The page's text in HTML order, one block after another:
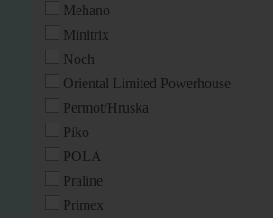
Mehano
Minitrix
Noch
Oriental Limited Powerhouse
Permot/Hruska
Piko
POLA
Praline
Primex